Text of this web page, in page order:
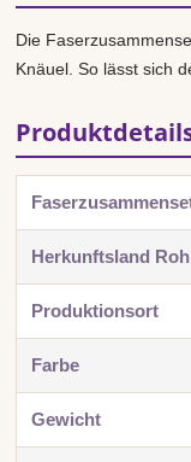
Die
Knäuel. So lässt sich
Herkunftsland
Produktionsort
Farbe
Gewicht